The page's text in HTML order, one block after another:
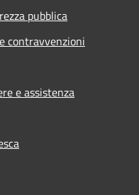
pubblica
contravvenzioni
e assistenza